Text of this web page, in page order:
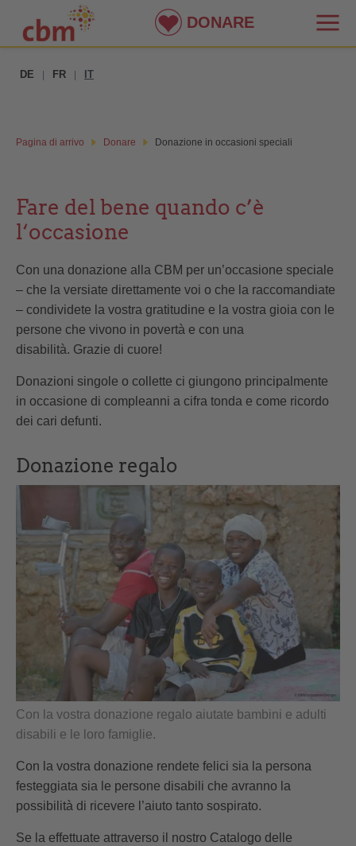
DE FR IT
Pagina di arrivo Donare Donazione in occasioni speciali
Fare del bene quando c’è
l‘occasione
Con una donazione alla CBM per un’occasione speciale
– che la versiate direttamente voi o che la raccomandiate
– condividete la vostra gratitudine e la vostra gioia con le
persone che vivono in povertà e con una
disabilità. Grazie di cuore!
Donazioni singole o collette ci giungono principalmente
in occasione di compleanni a cifra tonda e come ricordo
dei cari defunti.
Donazione regalo
Con la vostra donazione regalo aiutate bambini e adulti
disabili e le loro famiglie.
Con la vostra donazione rendete felici sia la persona
festeggiata sia le persone disabili che avranno la
possibilità di ricevere l’aiuto tanto sospirato.
Se la effettuate attraverso il nostro Catalogo delle
DONARE